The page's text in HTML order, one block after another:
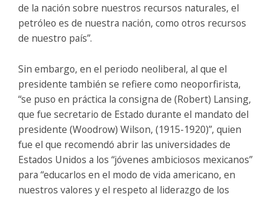
de la nación sobre nuestros recursos naturales, el
petróleo es de nuestra nación, como otros recursos
de nuestro país”.
Sin embargo, en el periodo neoliberal, al que el
presidente también se refiere como neoporfirista,
“se puso en práctica la consigna de (Robert) Lansing,
que fue secretario de Estado durante el mandato del
presidente (Woodrow) Wilson, (1915-1920)”, quien
fue el que recomendó abrir las universidades de
Estados Unidos a los “jóvenes ambiciosos mexicanos”
para “educarlos en el modo de vida americano, en
nuestros valores y el respeto al liderazgo de los